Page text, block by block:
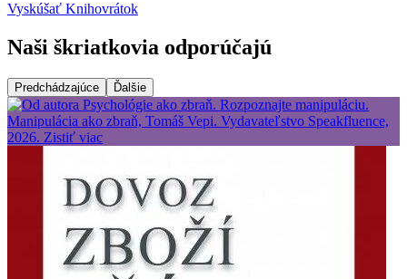
Vyskúšať Knihovrátok
Naši škriatkovia odporúčajú
Predchádzajúce Ďalšie